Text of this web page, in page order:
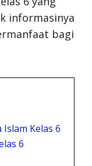
informasinya
bagi
Kelas 6
6